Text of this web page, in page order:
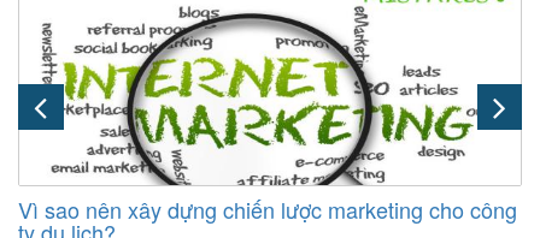
Vì sao nên xây dựng chiến lược marketing cho công
ty du lịch?